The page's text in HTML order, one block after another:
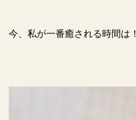
今、私が一番癒される時間は！